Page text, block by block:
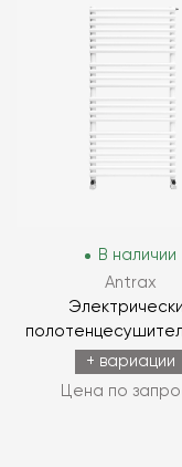
В наличии
Antrax
+ вариации
Цена по